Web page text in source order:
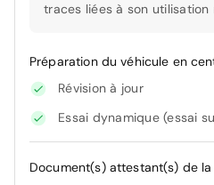
traces liées à son utilisation
Préparation du véhicule en
Révision à jour
Essai dynamique (essai
Document(s) attestant(s) de